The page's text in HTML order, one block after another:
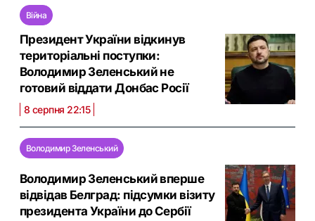
Війна
Президент України відкинув
територіальні поступки:
Володимир Зеленський не
готовий віддати Донбас Росії
8 серпня 22:15
Володимир Зеленський
Володимир Зеленський вперше
відвідав Белград: підсумки візиту
президента України до Сербії